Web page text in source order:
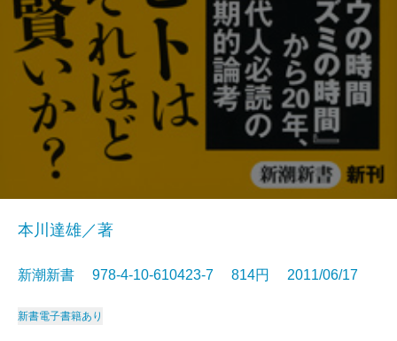
本川達雄／著
新潮新書 978-4-10-610423-7 814円 2011/06/17
新書電子書籍あり